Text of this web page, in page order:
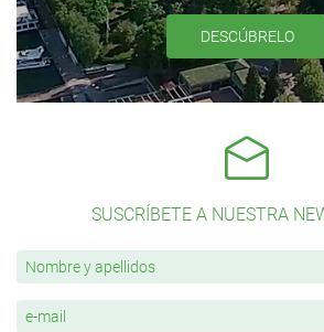
DESCÚBRELO
SUSCRÍBETE A NUESTRA